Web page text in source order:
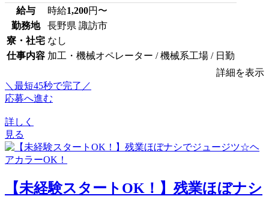
給与 時給1,200円〜
勤務地
長野県 諏訪市
寮・社宅 なし
仕事内容 加工・機械オペレーター / 機械系工場 / 日勤
詳細を表示
＼最短45秒で完了／
応募へ進む
詳しく
見る
【未経験スタートOK！】残業ほぼナシ